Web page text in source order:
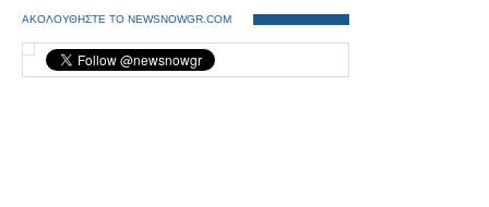
ΑΚΟΛΟΥΘΗΣΤΕ ΤΟ NEWSNOWGR.COM